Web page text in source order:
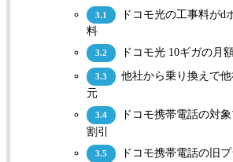
3.1
ドコモ光の工事料がd
料
3.2 ドコモ光 10ギガの月
3.3
他社から乗り換えで
元
3.4
ドコモ携帯電話の対
割引
3.5 ドコモ携帯電話の旧